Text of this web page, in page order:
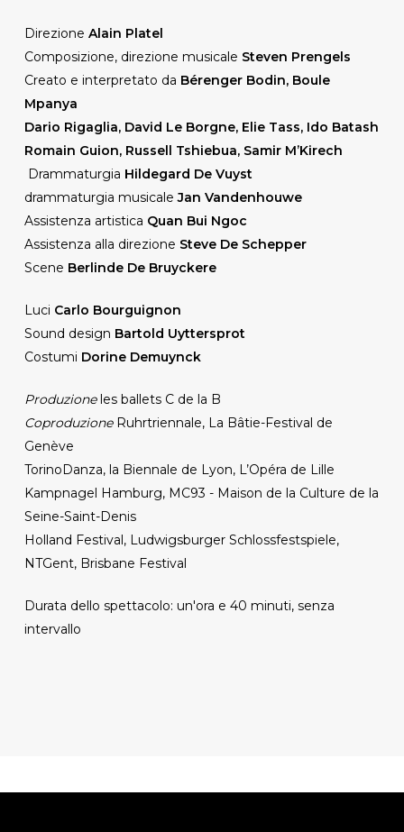
Direzione Alain Platel
Composizione, direzione musicale Steven Prengels
Creato e interpretato da Bérenger Bodin, Boule
Mpanya
Dario Rigaglia, David Le Borgne, Elie Tass, Ido Batash
Romain Guion, Russell Tshiebua, Samir M’Kirech
Drammaturgia Hildegard De Vuyst
drammaturgia musicaleJan Vandenhouwe
Assistenza artistica Quan Bui Ngoc
Assistenza alla direzione Steve De Schepper
Scene Berlinde De Bruyckere
Luci Carlo Bourguignon
Sound design Bartold Uyttersprot
Costumi Dorine Demuynck
Produzioneles ballets C de la B
Coproduzione Ruhrtriennale, La Bâtie-Festival de
Genève
TorinoDanza, la Biennale de Lyon, L’Opéra de Lille
Kampnagel Hamburg, MC93 - Maison de la Culture de la
Seine-Saint-Denis
Holland Festival, Ludwigsburger Schlossfestspiele,
NTGent, Brisbane Festival
Durata dello spettacolo: un'ora e 40 minuti, senza
intervallo